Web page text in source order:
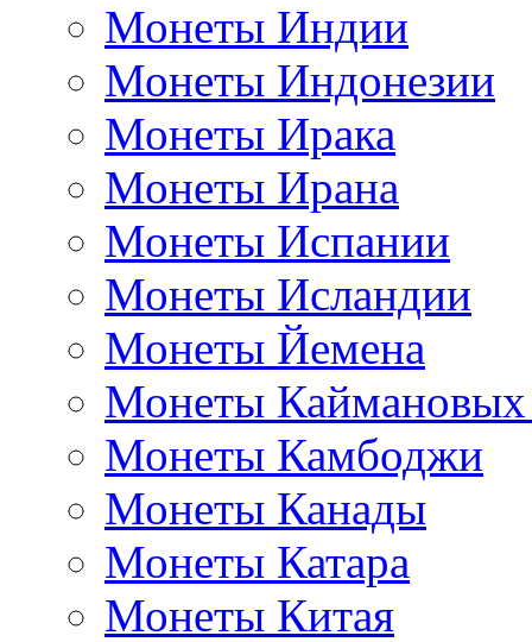
Монеты Индии
Монеты Индонезии
Монеты Ирака
Монеты Ирана
Монеты Испании
Монеты Исландии
Монеты Йемена
Монеты Каймановых
Монеты Камбоджи
Монеты Канады
Монеты Катара
Монеты Китая